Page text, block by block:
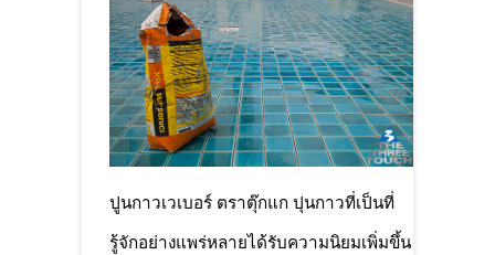
ปูนกาวเวเบอร์ ตราตุ๊กแก ปุนกาวที่เป็นที่
รู้จักอย่างแพร่หลายได้รับความนิยมเพิ่มขึ้น